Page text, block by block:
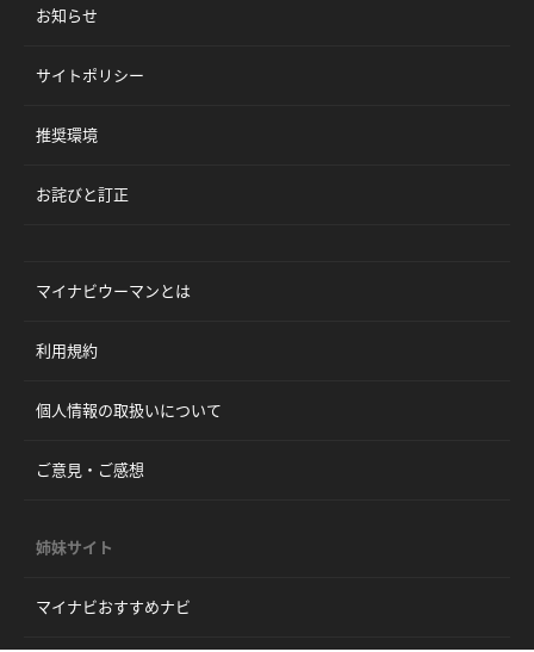
お知らせ
サイトポリシー
推奨環境
お詫びと訂正
マイナビウーマンとは
利用規約
個人情報の取扱いについて
ご意見・ご感想
姉妹サイト
マイナビおすすめナビ